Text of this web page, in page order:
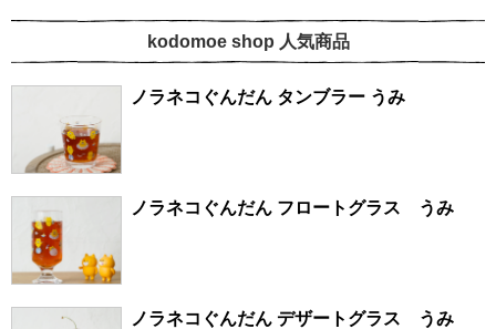
kodomoe shop 人気商品
ノラネコぐんだん タンブラー うみ
ノラネコぐんだん フロートグラス うみ
ノラネコぐんだん デザートグラス うみ